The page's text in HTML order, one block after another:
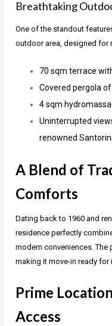
Breathtaking
One of the standout
outdoor area, designed for
70 sqm terrace
Covered pergola
4 sqm
Uninterrupted
renowned
A Blend of
Comforts
Dating back to 1960 and
residence perfectly
modern conveniences.
making it move-in ready for
Prime
Access